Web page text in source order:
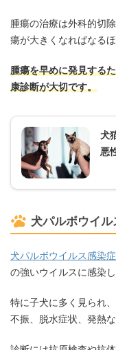
腫瘍の治療は外科的切
瘍が大きくなればなる
腫瘍を早めに発見する
康診断が大切です。
犬
悪
犬パルボウイ
犬パルボウイルス感染症
の強いウイルスに感染
特に子犬に多く見られ
不振、脱水症状、発熱